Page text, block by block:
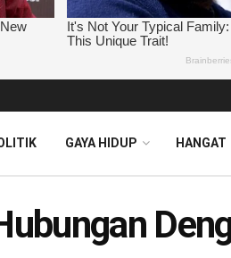
GAYA HIDUP HANGAT